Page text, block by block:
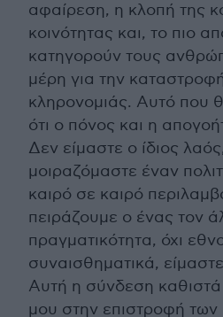
αφαίρεση, η κλοπή της
κοινότητας και, το πιο
κατηγορούν τους
μέρη για την καταστροφή
κληρονομιάς. Αυτό που
ότι ο πόνος και η
Δεν είμαστε ο ίδιος
μοιραζόμαστε έναν
καιρό σε καιρό
πειράζουμε ο ένας τον
πραγματικότητα, όχι
συναισθηματικά,
Αυτή η σύνδεση καθιστά
μου στην επιστροφή των